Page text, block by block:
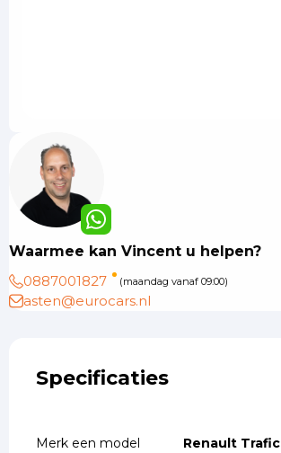
Waarmee kan Vincent u helpen?
0887001827
(maandag vanaf 09:00)
asten@eurocars.nl
Specificaties
Merk een model Renault Trafic